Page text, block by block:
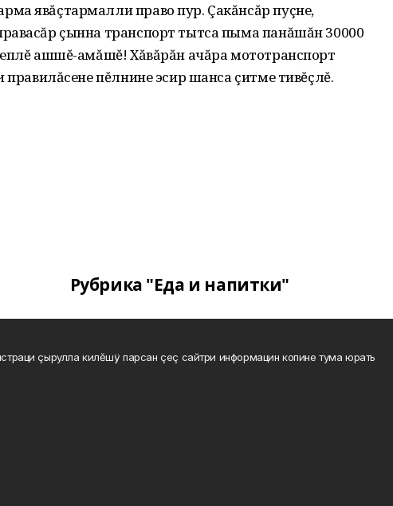
явăçтармалли право пур. Çакăнсăр пуçне,
çынна транспорт тытса пыма панăшăн 30000
ашшĕ-амăшĕ! Хăвăрăн ачăра мототранспорт
пĕлнине эсир шанса çитме тивĕçлĕ.
Рубрика "Еда и напитки"
çырулла килĕшÿ парсан çеç сайтри информацин копине тума юрать